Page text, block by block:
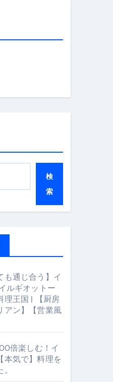
検
索
も通じ合う】イ
ルギオットー
理王国 | 【厨房
アン】【営業風
倍楽しむ！イ
本気で】料理を